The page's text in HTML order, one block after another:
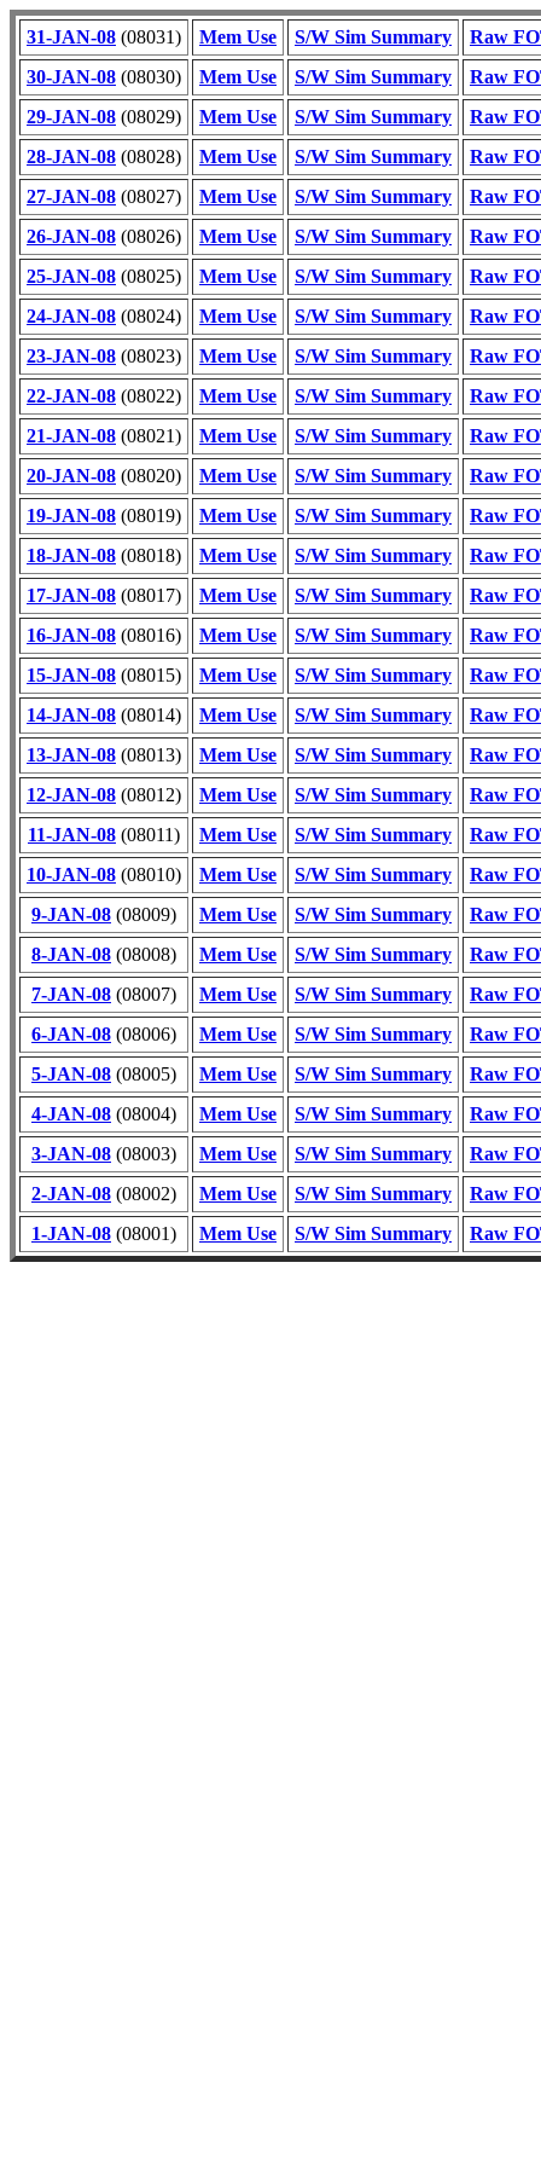
31-JAN-08 (08031) Mem Use S/W Sim Summary
Raw
30-JAN-08 (08030) Mem Use S/W Sim Summary
Raw
29-JAN-08 (08029) Mem Use S/W Sim Summary
Raw
28-JAN-08 (08028) Mem Use S/W Sim Summary
Raw
27-JAN-08 (08027) Mem Use S/W Sim Summary
Raw
26-JAN-08 (08026) Mem Use S/W Sim Summary
Raw
25-JAN-08 (08025) Mem Use S/W Sim Summary
Raw
24-JAN-08 (08024) Mem Use S/W Sim Summary
Raw
23-JAN-08 (08023) Mem Use S/W Sim Summary
Raw
22-JAN-08 (08022) Mem Use S/W Sim Summary
Raw
21-JAN-08 (08021) Mem Use S/W Sim Summary
Raw
20-JAN-08 (08020) Mem Use S/W Sim Summary
Raw
19-JAN-08 (08019) Mem Use S/W Sim Summary
Raw
18-JAN-08 (08018) Mem Use S/W Sim Summary
Raw
17-JAN-08 (08017) Mem Use S/W Sim Summary
Raw
16-JAN-08 (08016) Mem Use S/W Sim Summary
Raw
15-JAN-08 (08015) Mem Use S/W Sim Summary
Raw
14-JAN-08 (08014) Mem Use S/W Sim Summary
Raw
13-JAN-08 (08013) Mem Use S/W Sim Summary
Raw
12-JAN-08 (08012) Mem Use S/W Sim Summary
Raw
11-JAN-08 (08011) Mem Use S/W Sim Summary
Raw
10-JAN-08 (08010) Mem Use S/W Sim Summary
Raw
9-JAN-08 (08009) Mem Use S/W Sim Summary
Raw
8-JAN-08 (08008) Mem Use S/W Sim Summary
Raw
7-JAN-08 (08007) Mem Use S/W Sim Summary
Raw
6-JAN-08 (08006) Mem Use S/W Sim Summary
Raw
5-JAN-08 (08005) Mem Use S/W Sim Summary
Raw
4-JAN-08 (08004) Mem Use S/W Sim Summary
Raw
3-JAN-08 (08003) Mem Use S/W Sim Summary
Raw
2-JAN-08 (08002) Mem Use S/W Sim Summary
Raw
1-JAN-08 (08001) Mem Use S/W Sim Summary Raw